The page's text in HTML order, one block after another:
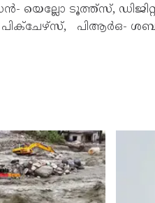
യെല്ലോ ടൂത്ത്സ്,
പിആർഒ-